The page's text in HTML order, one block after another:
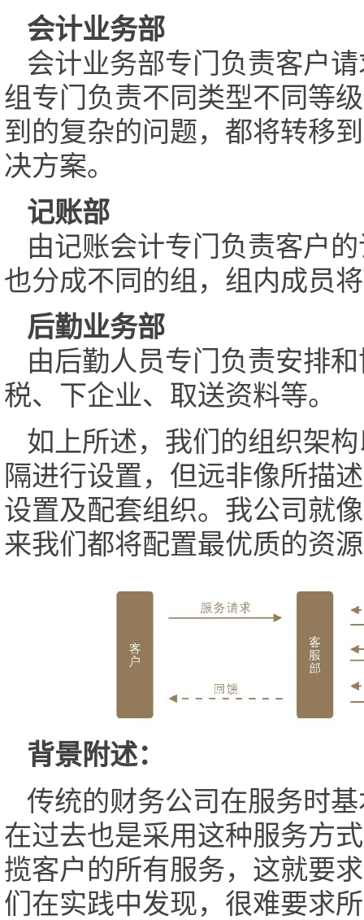
会计业务部
会计业务部专门负责客户
组专门负责不同类型不同等
到的复杂的问题，都将转移
决方案。
记账部
由记账会计专门负责客户
也分成不同的组，组内成员
后勤业务部
由后勤人员专门负责安排
税、下企业、取送资料等。
如上所述，我们的组织架
隔进行设置，但远非像所描
设置及配套组织。我公司就
来我们都将配置最优质的资
背景附述：
传统的财务公司在服务时
在过去也是采用这种服务方
揽客户的所有服务，这就要
们在实践中发现，很难要求